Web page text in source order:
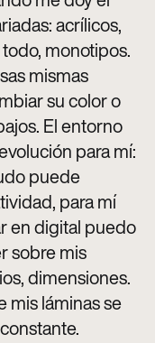
acrílicos,
monotipos.
mismas
su color o
El entorno
para mí:
puede
para mí
en digital puedo
sobre mis
dimensiones.
mis láminas se
.